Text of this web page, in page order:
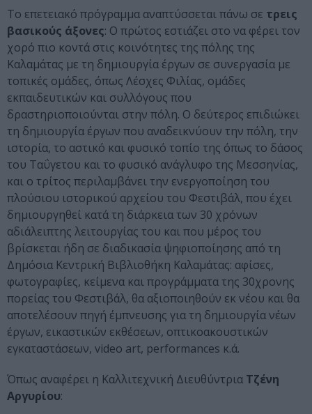
Το επετειακό πρόγραμμα αναπτύσσεται πάνω σε τρεις
βασικούς άξονες: Ο πρώτος εστιάζει στο να φέρει τον
χορό πιο κοντά στις κοινότητες της πόλης της
Καλαμάτας με τη δημιουργία έργων σε συνεργασία με
τοπικές ομάδες, όπως Λέσχες Φιλίας, ομάδες
εκπαιδευτικών και συλλόγους που
δραστηριοποιούνται στην πόλη. Ο δεύτερος επιδιώκει
τη δημιουργία έργων που αναδεικνύουν την πόλη, την
ιστορία, το αστικό και φυσικό τοπίο της όπως το δάσος
του Ταΰγετου και το φυσικό ανάγλυφο της Μεσσηνίας,
και ο τρίτος περιλαμβάνει την ενεργοποίηση του
πλούσιου ιστορικού αρχείου του Φεστιβάλ, που έχει
δημιουργηθεί κατά τη διάρκεια των 30 χρόνων
αδιάλειπτης λειτουργίας του και που μέρος του
βρίσκεται ήδη σε διαδικασία ψηφιοποίησης από τη
Δημόσια Κεντρική Βιβλιοθήκη Καλαμάτας: αφίσες,
φωτογραφίες, κείμενα και προγράμματα της 30χρονης
πορείας του Φεστιβάλ, θα αξιοποιηθούν εκ νέου και θα
αποτελέσουν πηγή έμπνευσης για τη δημιουργία νέων
έργων, εικαστικών εκθέσεων, οπτικοακουστικών
εγκαταστάσεων, video art, performances κ.ά.
Όπως αναφέρει η Καλλιτεχνική Διευθύντρια Τζένη
Αργυρίου: